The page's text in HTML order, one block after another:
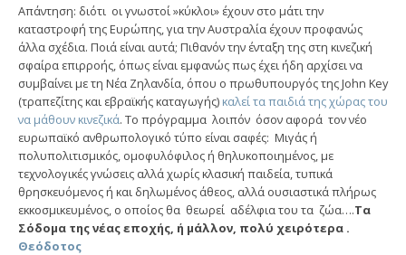
Απάντηση: διότι οι γνωστοί »κύκλοι» έχουν στο μάτι την
καταστροφή της Ευρώπης, για την Αυστραλία έχουν προφανώς
άλλα σχέδια. Ποιά είναι αυτά; Πιθανόν την ένταξη της στη κινεζική
σφαίρα επιρροής, όπως είναι εμφανώς πως έχει ήδη αρχίσει να
συμβαίνει με τη Νέα Ζηλανδία, όπου ο πρωθυπουργός της John Key
(τραπεζίτης και εβραϊκής καταγωγής) καλεί τα παιδιά της χώρας του
να μάθουν κινεζικά. Το πρόγραμμα λοιπόν όσον αφορά τον νέο
ευρωπαϊκό ανθρωπολογικό τύπο είναι σαφές: Μιγάς ή
πολυπολιτισμικός, ομοφυλόφιλος ή θηλυκοποιημένος, με
τεχνολογικές γνώσεις αλλά χωρίς κλασική παιδεία, τυπικά
θρησκευόμενος ή και δηλωμένος άθεος, αλλά ουσιαστικά πλήρως
εκκοσμικευμένος, ο οποίος θα θεωρεί αδέλφια του τα ζώα….Τα
Σόδομα της νέας εποχής, ή μάλλον, πολύ χειρότερα .
Θεόδοτος